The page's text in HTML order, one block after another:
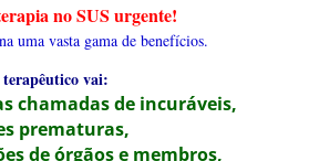
no SUS urgente!
uma vasta gama de benefícios.
vai:
chamadas de incuráveis,
prematuras,
de órgãos e membros,